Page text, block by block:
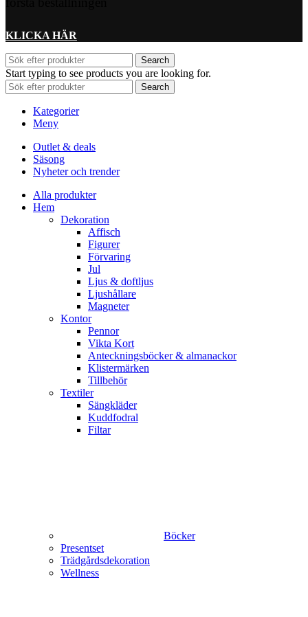
KLICKA HÄR
Search
Start typing to see products you are looking for.
Search
Kategorier
Meny
Outlet & deals
Säsong
Nyheter och trender
Alla produkter
Hem
Dekoration
Affisch
Figurer
Förvaring
Jul
Ljus & doftljus
Ljushållare
Magneter
Kontor
Pennor
Vikta Kort
Anteckningsböcker & almanackor
Klistermärken
Tillbehör
Textiler
Sängkläder
Kuddfodral
Filtar
Böcker
Presentset
Trädgårdsdekoration
Wellness